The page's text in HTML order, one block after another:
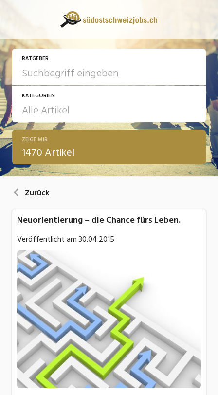
RATGEBER
KATEGORIEN
13 Fragen - 13 Antworten
Arbeit
ZEIGE MIR
1470 Artikel
Zurück
Neuorientierung – die Chance fürs Leben.
Veröffentlicht am30.04.2015